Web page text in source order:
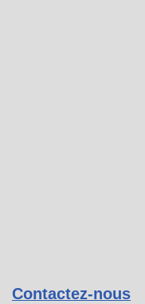
Contactez-nous